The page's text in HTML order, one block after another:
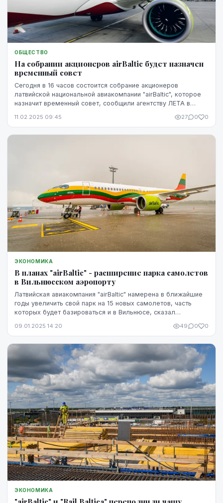
ОБЩЕСТВО
На собрании акционеров аirBaltic будет назначен
временный совет
Сегодня в 16 часов состоится собрание акционеров
латвийской национальной авиакомпании "airBaltic", которое
назначит временный совет, сообщили агентству ЛЕТА в
11.02.2025 09:45 27 0 0
ЭКОНОМИКА
В планах "аirBaltic" - расширение парка самолетов
в Вильнюсском аэропорту
Латвийская авиакомпания "аirBaltic" намерена в ближайшие
годы увеличить свой парк на 15 новых самолетов, часть
которых будет базироваться и в Вильнюсе, сказал
09.01.2025 14:20 49 0 0
ЭКОНОМИКА